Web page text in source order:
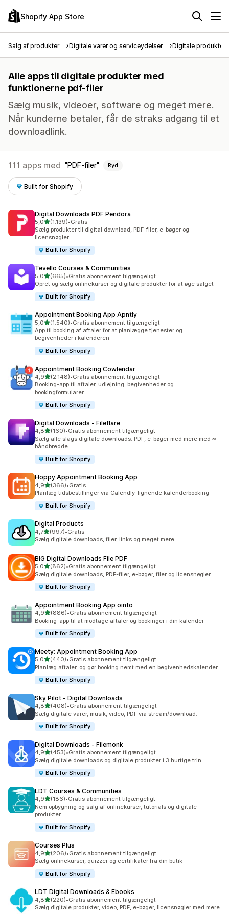
Shopify App Store
Salg af produkter Digitale varer og serviceydelser Digitale produkter
Alle apps til digitale produkter med
funktionerne pdf-filer
Sælg musik, videoer, software og meget mere.
Når kunderne betaler, får de straks adgang til et
downloadlink.
111 apps med PDF-filer Ryd
Built for Shopify
Digital Downloads PDF Pendora
5,0ud af 5 stjerner
(1.139)
1139 anmeldelser i alt
•Gratis
Sælg produkter til digital download, PDF-filer, e-bøger og
licensnøgler
Built for Shopify
Tevello Courses & Communities
5,0ud af 5 stjerner
(665)
665 anmeldelser i alt
•Gratis abonnement tilgængeligt
Opret og sælg onlinekurser og digitale produkter for at øge salget
Built for Shopify
Appointment Booking App Apntly
5,0ud af 5 stjerner
(1.540)
1540 anmeldelser i alt
•Gratis abonnement tilgængeligt
App til booking af aftaler for at planlægge tjenester og
begivenheder i kalenderen
Built for Shopify
Appointment Booking Cowlendar
4,9ud af 5 stjerner
(2.148)
2148 anmeldelser i alt
•Gratis abonnement tilgængeligt
Booking-app til aftaler, udlejning, begivenheder og
bookingformularer.
Built for Shopify
Digital Downloads ‑ Fileflare
4,8ud af 5 stjerner
(160)
160 anmeldelser i alt
•Gratis abonnement tilgængeligt
Sælg alle slags digitale downloads: PDF, e-bøger med mere med ∞
båndbredde
Built for Shopify
Hoppy Appointment Booking App
4,9ud af 5 stjerner
(366)
366 anmeldelser i alt
•Gratis
Planlæg tidsbestillinger via Calendly-lignende kalenderbooking
Built for Shopify
Digital Products
4,7ud af 5 stjerner
(997)
997 anmeldelser i alt
•Gratis
Sælg digitale downloads, filer, links og meget mere.
BIG Digital Downloads File PDF
5,0ud af 5 stjerner
(862)
862 anmeldelser i alt
•Gratis abonnement tilgængeligt
Sælg digitale downloads, PDF-filer, e-bøger, filer og licensnøgler
Built for Shopify
Appointment Booking App ointo
4,9ud af 5 stjerner
(886)
886 anmeldelser i alt
•Gratis abonnement tilgængeligt
Booking-app til at modtage aftaler og bookinger i din kalender
Built for Shopify
Meety: Appointment Booking App
5,0ud af 5 stjerner
(440)
440 anmeldelser i alt
•Gratis abonnement tilgængeligt
Planlæg aftaler, og gør booking nemt med en begivenhedskalender
Built for Shopify
Sky Pilot ‑ Digital Downloads
4,8ud af 5 stjerner
(408)
408 anmeldelser i alt
•Gratis abonnement tilgængeligt
Sælg digitale varer, musik, video, PDF via stream/download.
Built for Shopify
Digital Downloads ‑ Filemonk
4,9ud af 5 stjerner
(453)
453 anmeldelser i alt
•Gratis abonnement tilgængeligt
Sælg digitale downloads og digitale produkter i 3 hurtige trin
Built for Shopify
LDT Courses & Communities
4,9ud af 5 stjerner
(186)
186 anmeldelser i alt
•Gratis abonnement tilgængeligt
Nem opbygning og salg af onlinekurser, tutorials og digitale
produkter
Built for Shopify
Courses Plus
4,9ud af 5 stjerner
(206)
206 anmeldelser i alt
•Gratis abonnement tilgængeligt
Sælg onlinekurser, quizzer og certifikater fra din butik
Built for Shopify
LDT Digital Downloads & Ebooks
4,8ud af 5 stjerner
(220)
220 anmeldelser i alt
•Gratis abonnement tilgængeligt
Sælg digitale produkter, video, PDF, e-bøger, licensnøgler med mere